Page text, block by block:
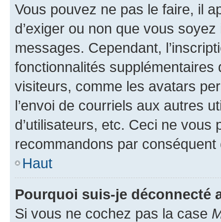
Vous pouvez ne pas le faire, il
d’exiger ou non que vous
messages. Cependant,
fonctionnalités
visiteurs, comme les avatars
l’envoi de courriels aux autres
d’utilisateurs, etc. Ceci ne vous
recommandons par conséquent
Haut
Pourquoi suis-je déconnecté
Si vous ne cochez pas la case